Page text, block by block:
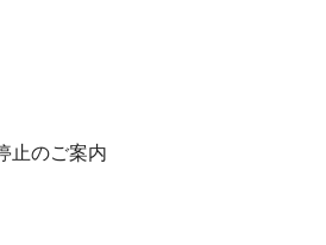
止のご案内